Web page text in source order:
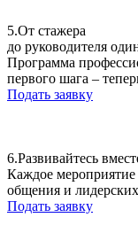
5.От стажера
до руководителя
Программа
первого шага –
Подать заявку
6.Развивайтесь
Каждое
общения и лидерских
Подать заявку